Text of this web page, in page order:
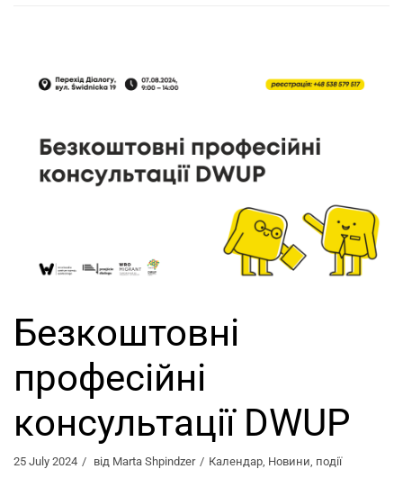
Безкоштовні
професійні
консультації DWUP
25 July 2024 від Marta Shpindzer Календар, Новини, події